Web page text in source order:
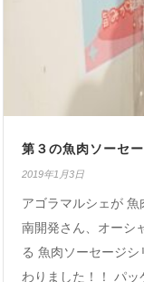
第３の魚肉ソーセ
2019年1月3日
アゴラマルシェが
南開発さん、オーシ
る 魚肉ソーセージ
わりました！！ パッ